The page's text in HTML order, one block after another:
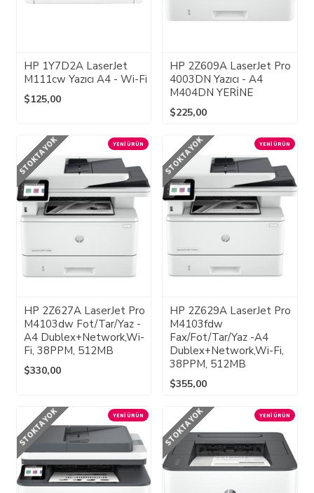
HP 1Y7D2A LaserJet
M111cw Yazıcı A4 - Wi-Fi
$125,00
HP 2Z609A LaserJet Pro
4003DN Yazıcı - A4
M404DN YERİNE
$225,00
YENI ÜRÜN
STOKTA YOK
HP 2Z627A LaserJet Pro
M4103dw Fot/Tar/Yaz -
A4 Dublex+Network,Wi-
Fi, 38PPM, 512MB
$330,00
YENI ÜRÜN
STOKTA YOK
HP 2Z629A LaserJet Pro
M4103fdw
Fax/Fot/Tar/Yaz -A4
Dublex+Network,Wi-Fi,
38PPM, 512MB
$355,00
YENI ÜRÜN
STOKTA YOK YENI ÜRÜN
STOKTA YOK